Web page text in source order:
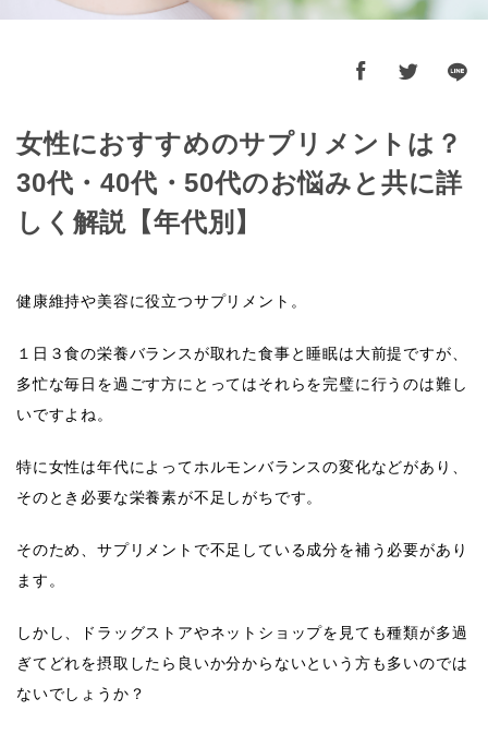
女性におすすめのサプリメントは？
30代・40代・50代のお悩みと共に詳
しく解説【年代別】
健康維持や美容に役立つサプリメント。
１日３食の栄養バランスが取れた食事と睡眠は大前提ですが、
多忙な毎日を過ごす方にとってはそれらを完璧に行うのは難し
いですよね。
特に女性は年代によってホルモンバランスの変化などがあり、
そのとき必要な栄養素が不足しがちです。
そのため、サプリメントで不足している成分を補う必要があり
ます。
しかし、ドラッグストアやネットショップを見ても種類が多過
ぎてどれを摂取したら良いか分からないという方も多いのでは
ないでしょうか？